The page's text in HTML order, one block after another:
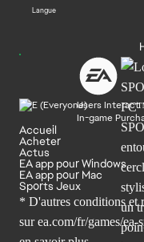
Langue
Users Interact
In-game
Accueil
Acheter
Actus
EA app pour Windows
EA app pour Mac
Sports Jeux
* D'autres conditions et
sur ea.com/fr/games/